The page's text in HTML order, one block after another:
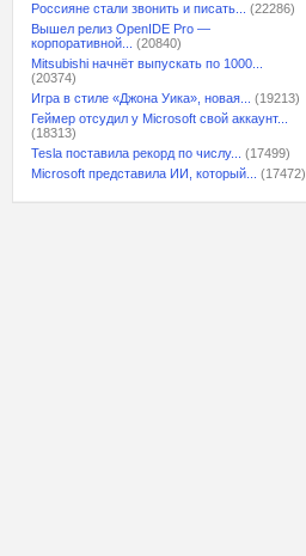
Россияне стали звонить и писать...
(22286)
Вышел релиз OpenIDE Pro —
корпоративной...
(20840)
Mitsubishi начнёт выпускать по 1000...
(20374)
Игра в стиле «Джона Уика», новая...
(19213)
Геймер отсудил у Microsoft свой аккаунт...
(18313)
Tesla поставила рекорд по числу...
(17499)
Microsoft представила ИИ, который...
(17472)